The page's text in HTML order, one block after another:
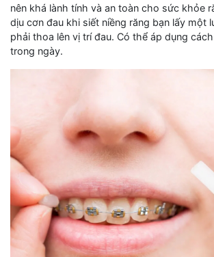
nên khá lành tính và an toàn cho sức khỏe
dịu cơn đau khi siết niềng răng bạn lấy một
phải thoa lên vị trí đau. Có thể áp dụng
trong ngày.